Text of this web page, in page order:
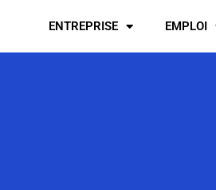
ENTREPRISE EMPLOI